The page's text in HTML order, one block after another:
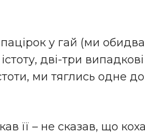
у гай (ми
дві-три
ми тяглись одне
її – не сказав, що